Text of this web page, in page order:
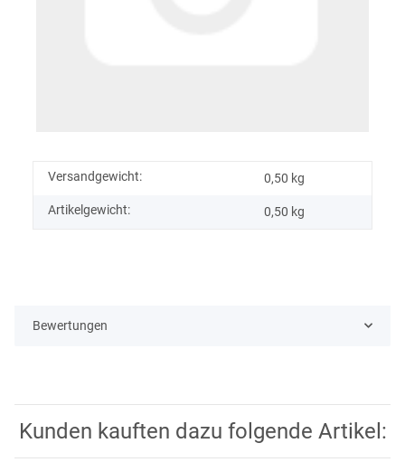
Versandgewicht: 0,50 kg
Artikelgewicht: 0,50 kg
Bewertungen
Kunden kauften dazu folgende Artikel: